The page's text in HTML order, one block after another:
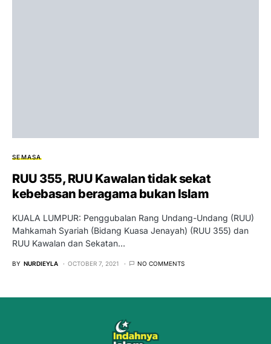
SEMASA
RUU 355, RUU Kawalan tidak sekat
kebebasan beragama bukan Islam
KUALA LUMPUR: Penggubalan Rang Undang-Undang (RUU)
Mahkamah Syariah (Bidang Kuasa Jenayah) (RUU 355) dan
RUU Kawalan dan Sekatan…
BY NURDIEYLA OCTOBER 7, 2021 NO COMMENTS